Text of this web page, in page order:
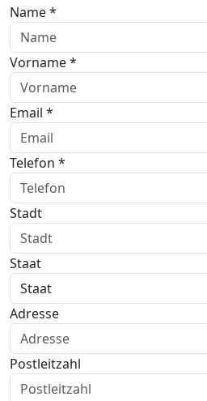
Name *
Vorname *
Email *
Telefon *
Stadt
Staat
Adresse
Postleitzahl